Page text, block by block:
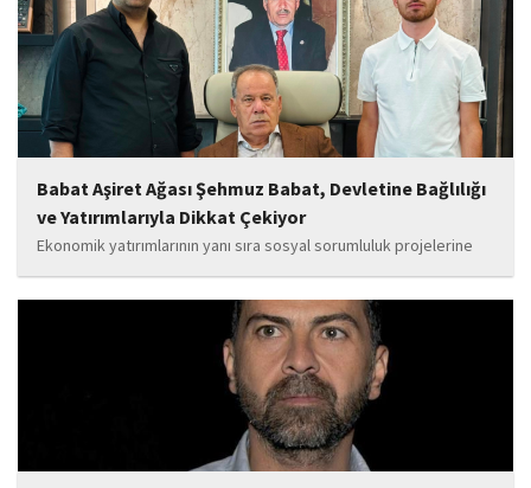
da güçlendirecek projeleri hayata geçirmek için ekip...
Babat Aşiret Ağası Şehmuz Babat, Devletine Bağlılığı
ve Yatırımlarıyla Dikkat Çekiyor
Ekonomik yatırımlarının yanı sıra sosyal sorumluluk projelerine
de önem veren Babat'ın, eğitim alanında bir lise ile iki okulun
yapımına katkı sunduğu, ayrıca Şırnak'ın çeşitli noktalarında
tamamlanan ve yapımı devam eden...